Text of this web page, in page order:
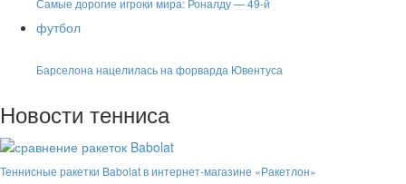
Самые дорогие игроки мира: Роналду — 49-й
футбол
Барселона нацелилась на форварда Ювентуса
Новости тенниса
Теннисные ракетки Babolat в интернет-магазине «Ракетлон»